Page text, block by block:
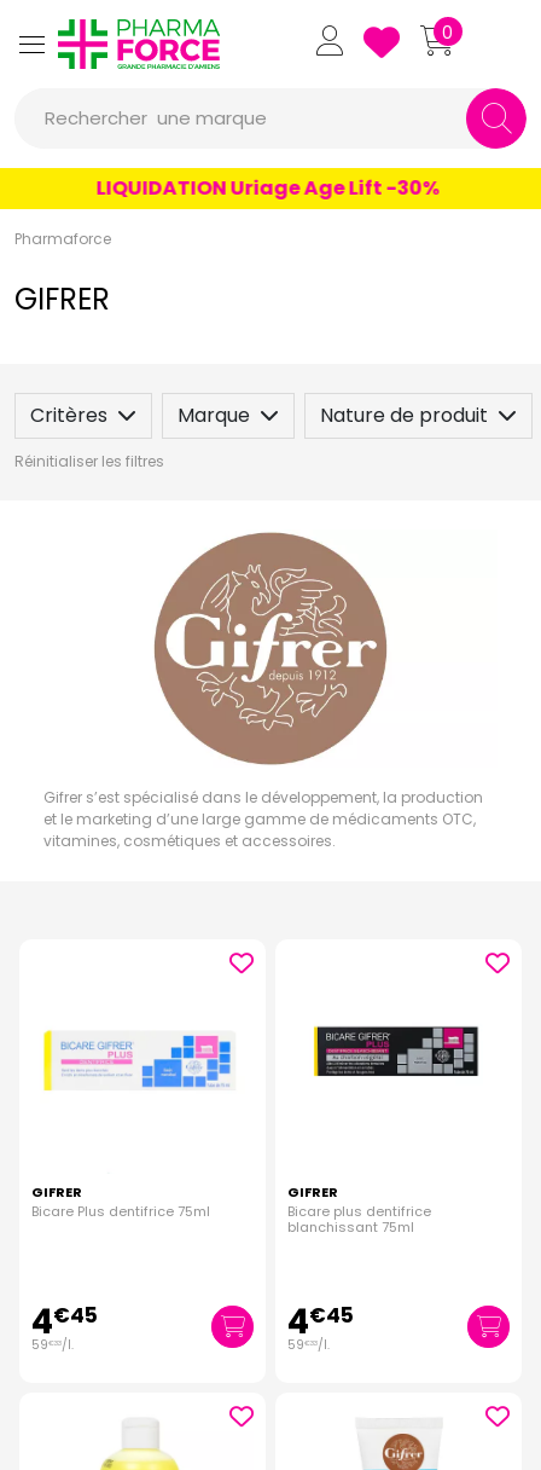
Pharmaforce Grande Pharmacie
0
Rechercher une marque
un produit
LIQUIDATION Uriage Age Lift -30%
Pharmaforce
GIFRER
Critères Marque Nature de produit
Réinitialiser les filtres
Gifrer s’est spécialisé dans le développement, la production
et le marketing d’une large gamme de médicaments OTC,
vitamines, cosmétiques et accessoires.
GIFRER
Bicare Plus dentifrice 75ml
4€45
59€33/l.
GIFRER
Bicare plus dentifrice
blanchissant 75ml
4€45
59€33/l.